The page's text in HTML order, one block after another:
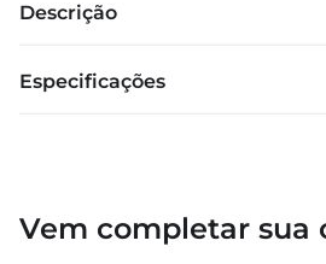
Descrição
Especificações
Vem completar sua